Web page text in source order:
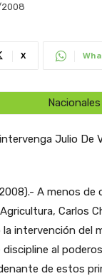
X
Nacionales
Julio De
A menos de
Carlos
intervención del
al
de estos